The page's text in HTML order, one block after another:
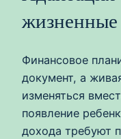
жизненные
Финансовое
документ, а
изменяться
появление
дохода требуют